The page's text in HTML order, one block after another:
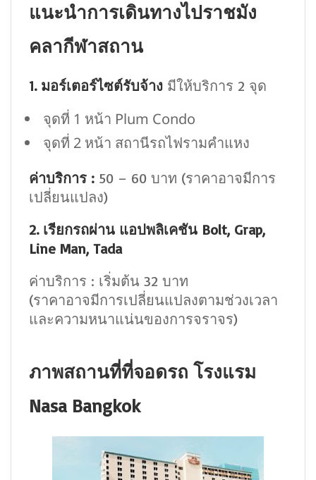
แนะนำการเดินทางไปราชมัง
คลากีฬาสถาน
1. มอร์เตอร์ไซต์รับจ้าง มีให้บริการ 2 จุด
จุดที่ 1 หน้า Plum Condo
จุดที่ 2 หน้า สถานีรถไฟรามคำแหง
ค่าบริการ : 50 – 60 บาท (ราคาอาจมีการ
เปลี่ยนแปลง)
2. เรียกรถผ่าน แอปพลิเคชัน Bolt, Grap,
Line Man, Tada
ค่าบริการ : เริ่มต้น 32 บาท
(ราคาอาจมีการเปลี่ยนแปลงตามช่วงเวลา
และความหนาแน่นของการจราจร)
ภาพสถานที่ที่จอดรถ โรงแรม
Nasa Bangkok